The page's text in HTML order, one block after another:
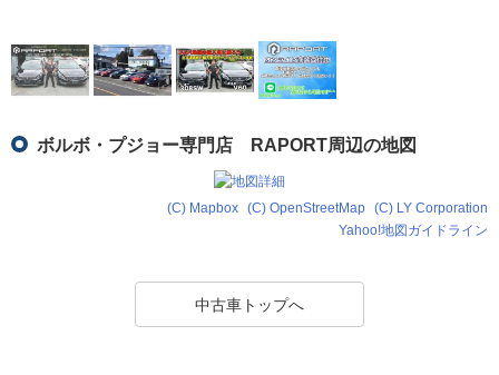
ボルボ・プジョー専門店 RAPORT周辺の地図
(C) Mapbox (C) OpenStreetMap (C) LY Corporation
Yahoo!地図ガイドライン
中古車トップへ